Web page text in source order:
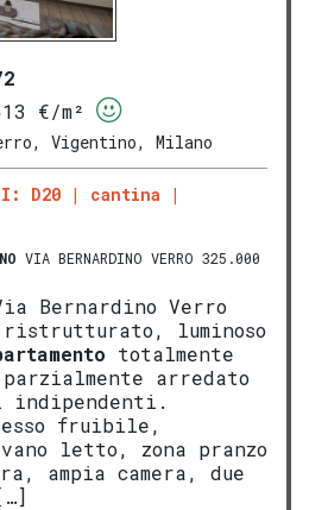
€/m²
Vigentino, Milano
D20
cantina
VIA BERNARDINO VERRO 325.000
Bernardino Verro
luminoso
totalmente
arredato
indipendenti.
fruibile,
letto, zona pranzo
ampia camera, due